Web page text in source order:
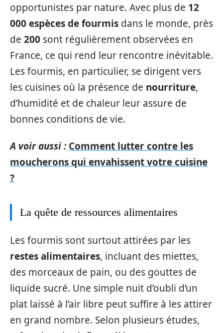
opportunistes par nature. Avec plus de 12
000 espèces de fourmis dans le monde, près
de 200 sont régulièrement observées en
France, ce qui rend leur rencontre inévitable.
Les fourmis, en particulier, se dirigent vers
les cuisines où la présence de nourriture,
d’humidité et de chaleur leur assure de
bonnes conditions de vie.
A voir aussi : Comment lutter contre les
moucherons qui envahissent votre cuisine
?
La quête de ressources alimentaires
Les fourmis sont surtout attirées par les
restes alimentaires, incluant des miettes,
des morceaux de pain, ou des gouttes de
liquide sucré. Une simple nuit d’oubli d’un
plat laissé à l’air libre peut suffire à les attirer
en grand nombre. Selon plusieurs études,